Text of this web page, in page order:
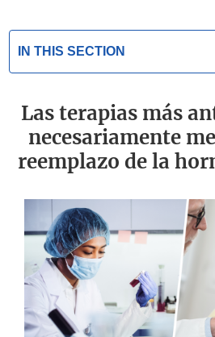
IN THIS SECTION
Las terapias más
necesariamente
reemplazo de la